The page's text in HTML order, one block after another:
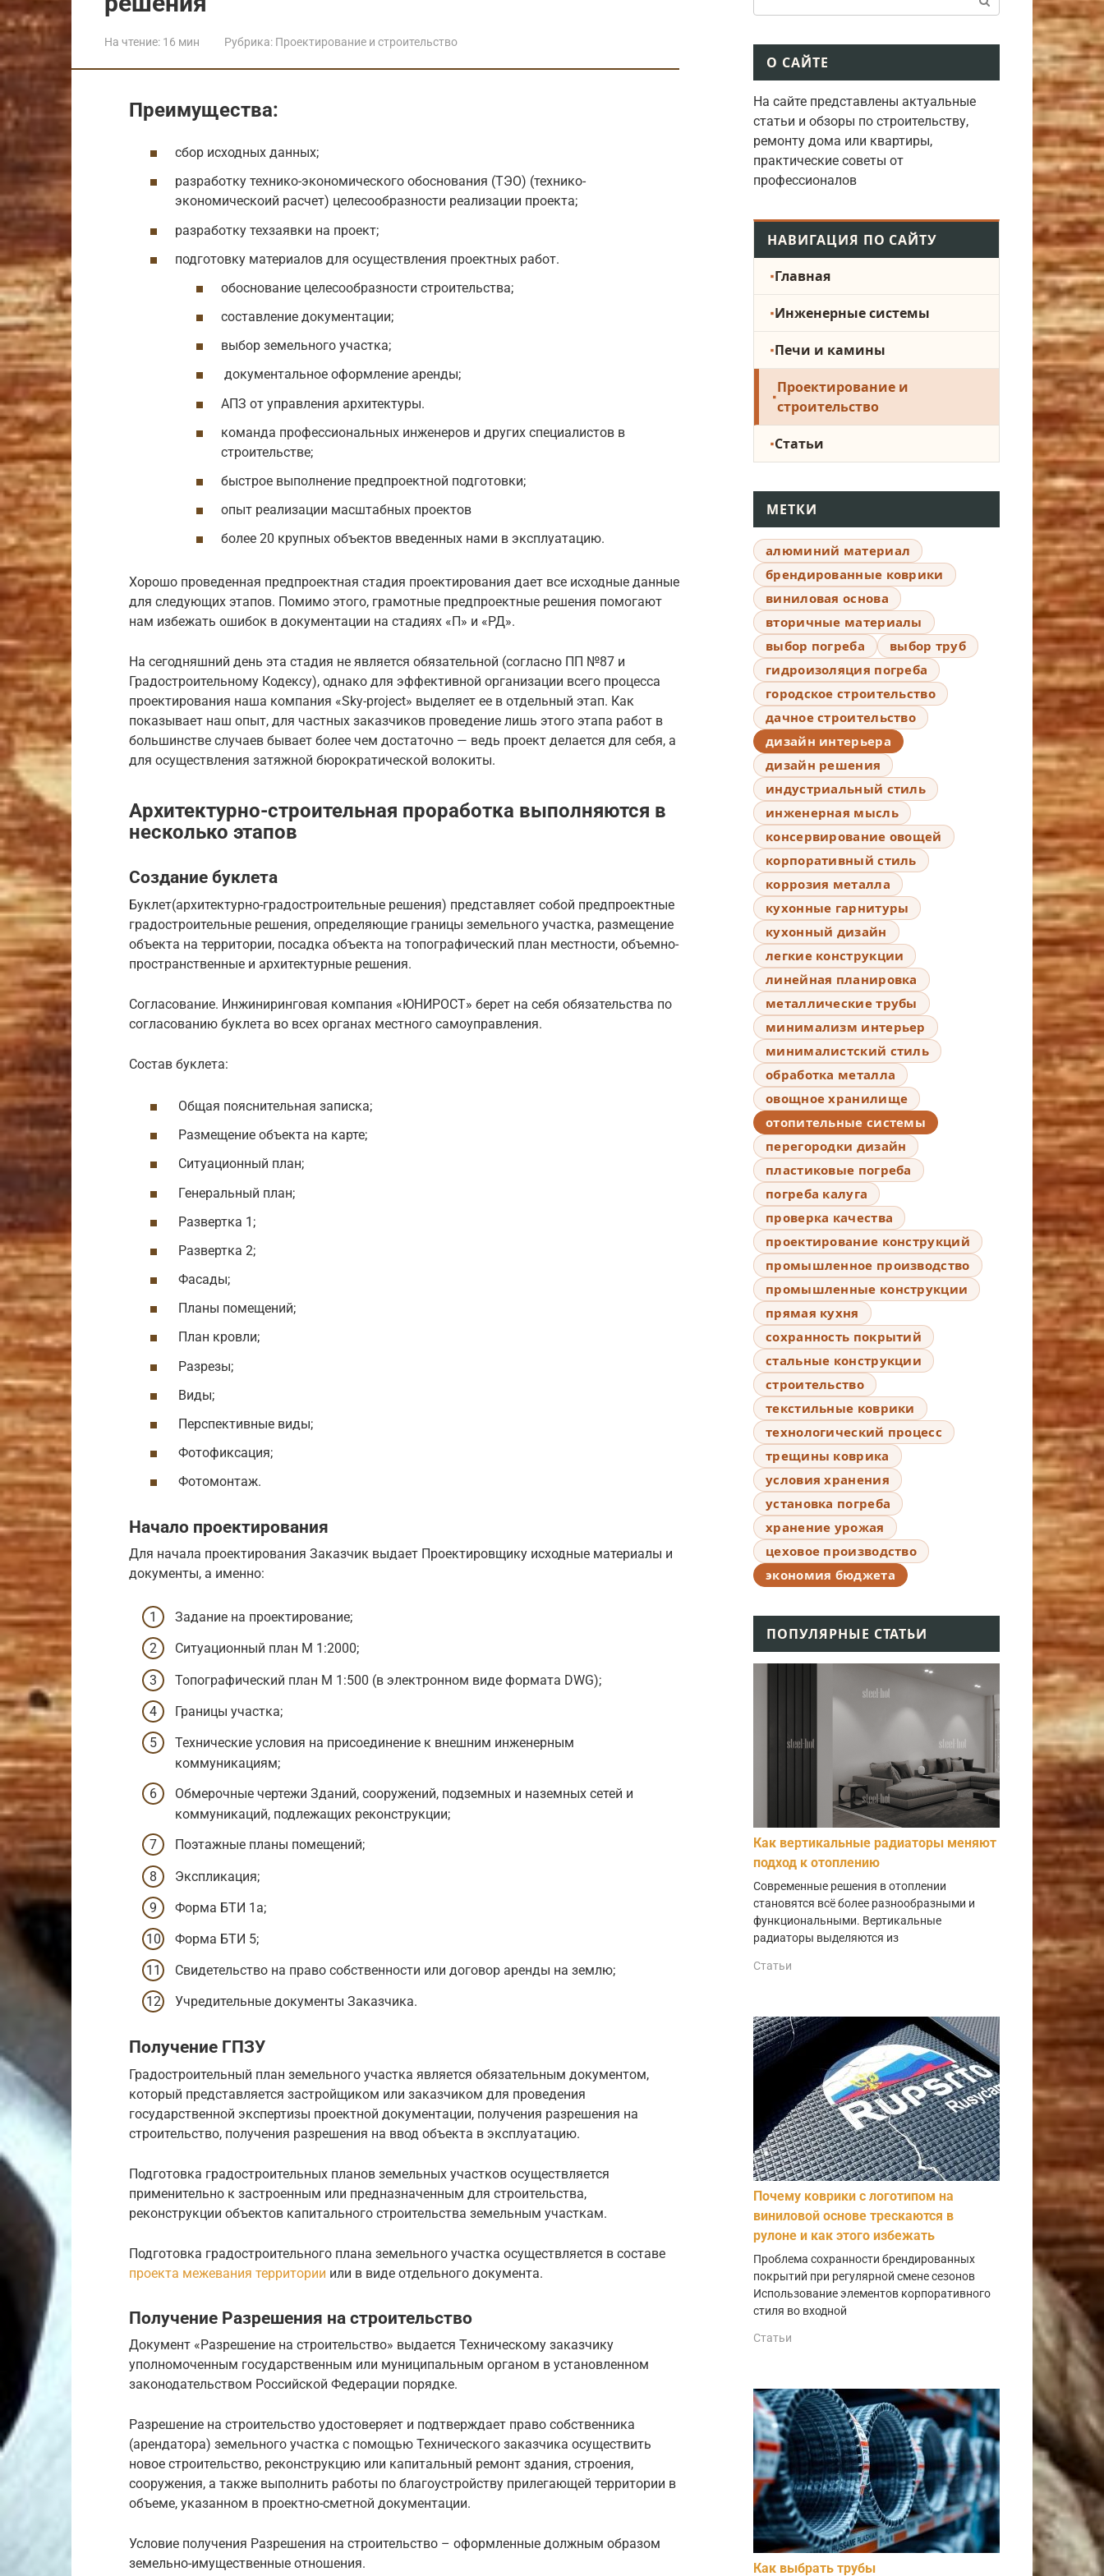
На чтение: 16 мин Рубрика: Проектирование и строительство
Преимущества:
сбор исходных данных;
разработку технико-экономического обоснования (ТЭО) (технико-
экономическоий расчет) целесообразности реализации проекта;
разработку техзаявки на проект;
подготовку материалов для осуществления проектных работ.
обоснование целесообразности строительства;
составление документации;
выбор земельного участка;
документальное оформление аренды;
АПЗ от управления архитектуры.
команда профессиональных инженеров и других специалистов в
строительстве;
быстрое выполнение предпроектной подготовки;
опыт реализации масштабных проектов
более 20 крупных объектов введенных нами в эксплуатацию.
Хорошо проведенная предпроектная стадия проектирования дает все исходные данные
для следующих этапов. Помимо этого, грамотные предпроектные решения помогают
нам избежать ошибок в документации на стадиях «П» и «РД».
На сегодняшний день эта стадия не является обязательной (согласно ПП №87 и
Градостроительному Кодексу), однако для эффективной организации всего процесса
проектирования наша компания «Sky-project» выделяет ее в отдельный этап. Как
показывает наш опыт, для частных заказчиков проведение лишь этого этапа работ в
большинстве случаев бывает более чем достаточно — ведь проект делается для себя, а
для осуществления затяжной бюрократической волокиты.
Архитектурно-строительная проработка выполняются в
несколько этапов
Создание буклета
Буклет(архитектурно-градостроительные решения) представляет собой предпроектные
градостроительные решения, определяющие границы земельного участка, размещение
объекта на территории, посадка объекта на топографический план местности, объемно-
пространственные и архитектурные решения.
Согласование. Инжиниринговая компания «ЮНИРОСТ» берет на себя обязательства по
согласованию буклета во всех органах местного самоуправления.
Состав буклета:
Общая пояснительная записка;
Размещение объекта на карте;
Ситуационный план;
Генеральный план;
Развертка 1;
Развертка 2;
Фасады;
Планы помещений;
План кровли;
Разрезы;
Виды;
Перспективные виды;
Фотофиксация;
Фотомонтаж.
Начало проектирования
Для начала проектирования Заказчик выдает Проектировщику исходные материалы и
документы, а именно:
Задание на проектирование;
Ситуационный план М 1:2000;
Топографический план М 1:500 (в электронном виде формата DWG);
Границы участка;
Технические условия на присоединение к внешним инженерным
коммуникациям;
Обмерочные чертежи Зданий, сооружений, подземных и наземных сетей и
коммуникаций, подлежащих реконструкции;
Поэтажные планы помещений;
Экспликация;
Форма БТИ 1а;
Форма БТИ 5;
Свидетельство на право собственности или договор аренды на землю;
Учредительные документы Заказчика.
Получение ГПЗУ
Градостроительный план земельного участка является обязательным документом,
который представляется застройщиком или заказчиком для проведения
государственной экспертизы проектной документации, получения разрешения на
строительство, получения разрешения на ввод объекта в эксплуатацию.
Подготовка градостроительных планов земельных участков осуществляется
применительно к застроенным или предназначенным для строительства,
реконструкции объектов капитального строительства земельным участкам.
Подготовка градостроительного плана земельного участка осуществляется в составе
проекта межевания территории или в виде отдельного документа.
Получение Разрешения на строительство
Документ «Разрешение на строительство» выдается Техническому заказчику
уполномоченным государственным или муниципальным органом в установленном
законодательством Российской Федерации порядке.
Разрешение на строительство удостоверяет и подтверждает право собственника
(арендатора) земельного участка с помощью Технического заказчика осуществить
новое строительство, реконструкцию или капитальный ремонт здания, строения,
сооружения, а также выполнить работы по благоустройству прилегающей территории в
объеме, указанном в проектно-сметной документации.
Условие получения Разрешения на строительство – оформленные должным образом
земельно-имущественные отношения.
О САЙТЕ
На сайте представлены актуальные
статьи и обзоры по строительству,
ремонту дома или квартиры,
практические советы от
профессионалов
НАВИГАЦИЯ ПО САЙТУ
Главная
Инженерные системы
Печи и камины
Проектирование и
строительство
Статьи
МЕТКИ
алюминий материал
брендированные коврики
виниловая основа
вторичные материалы
выбор погреба
выбор труб
гидроизоляция погреба
городское строительство
дачное строительство
дизайн интерьера
дизайн решения
индустриальный стиль
инженерная мысль
консервирование овощей
корпоративный стиль
коррозия металла
кухонные гарнитуры
кухонный дизайн
легкие конструкции
линейная планировка
металлические трубы
минимализм интерьер
минималистский стиль
обработка металла
овощное хранилище
отопительные системы
перегородки дизайн
пластиковые погреба
погреба калуга
проверка качества
проектирование конструкций
промышленное производство
промышленные конструкции
прямая кухня
сохранность покрытий
стальные конструкции
строительство
текстильные коврики
технологический процесс
трещины коврика
условия хранения
установка погреба
хранение урожая
цеховое производство
экономия бюджета
ПОПУЛЯРНЫЕ СТАТЬИ
Как вертикальные радиаторы меняют
подход к отоплению
Современные решения в отоплении
становятся всё более разнообразными и
функциональными. Вертикальные
радиаторы выделяются из
Статьи
Почему коврики с логотипом на
виниловой основе трескаются в
рулоне и как этого избежать
Проблема сохранности брендированных
покрытий при регулярной смене сезонов
Использование элементов корпоративного
стиля во входной
Статьи
Как выбрать трубы